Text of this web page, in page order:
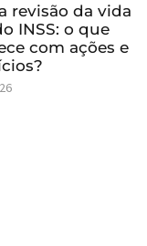
revisão da vida
INSS: o que
com ações e